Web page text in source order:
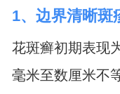
1、边界清晰斑
花斑癣初期表现
毫米至数厘米不